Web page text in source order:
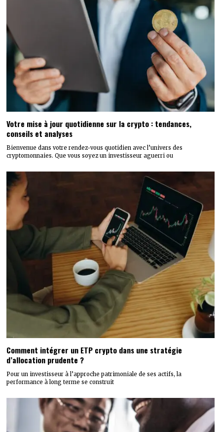
Votre mise à jour quotidienne sur la crypto : tendances,
conseils et analyses
Bienvenue dans votre rendez-vous quotidien avec l’univers des
cryptomonnaies. Que vous soyez un investisseur aguerri ou
Comment intégrer un ETP crypto dans une stratégie
d’allocation prudente ?
Pour un investisseur à l’approche patrimoniale de ses actifs, la
performance à long terme se construit